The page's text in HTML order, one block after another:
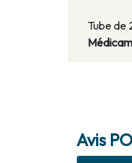
Tube de
Avis